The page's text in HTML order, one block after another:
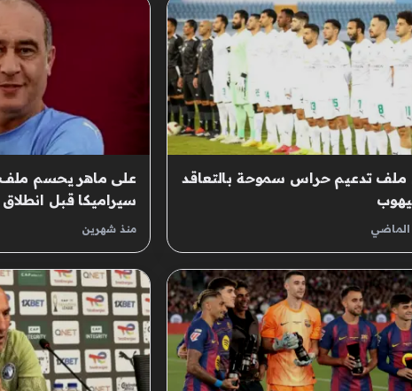
ملف تدعيم حراس سموحة بالتعاقد
الماضي
على ماهر يحسم ملف
سيراميكا قبل
منذ شهرين